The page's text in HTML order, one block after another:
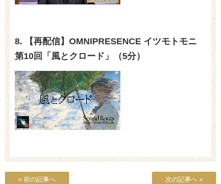
8. 【再配信】OMNIPRESENCE イツモトモニ
第10回「風とクロード」（5分）
« 前の記事へ 次の記事へ »